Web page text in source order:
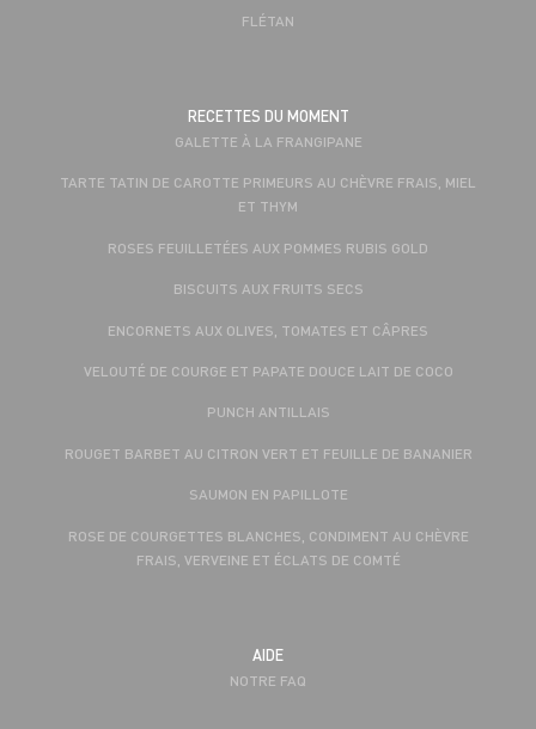
FLÉTAN
RECETTES DU MOMENT
GALETTE À LA FRANGIPANE
TARTE TATIN DE CAROTTE PRIMEURS AU CHÈVRE FRAIS, MIEL
ET THYM
ROSES FEUILLETÉES AUX POMMES RUBIS GOLD
BISCUITS AUX FRUITS SECS
ENCORNETS AUX OLIVES, TOMATES ET CÂPRES
VELOUTÉ DE COURGE ET PAPATE DOUCE LAIT DE COCO
PUNCH ANTILLAIS
ROUGET BARBET AU CITRON VERT ET FEUILLE DE BANANIER
SAUMON EN PAPILLOTE
ROSE DE COURGETTES BLANCHES, CONDIMENT AU CHÈVRE
FRAIS, VERVEINE ET ÉCLATS DE COMTÉ
AIDE
NOTRE FAQ